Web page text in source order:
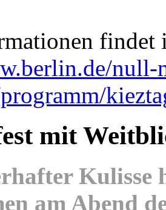
findet
null-
mit
Kulisse
am Abend